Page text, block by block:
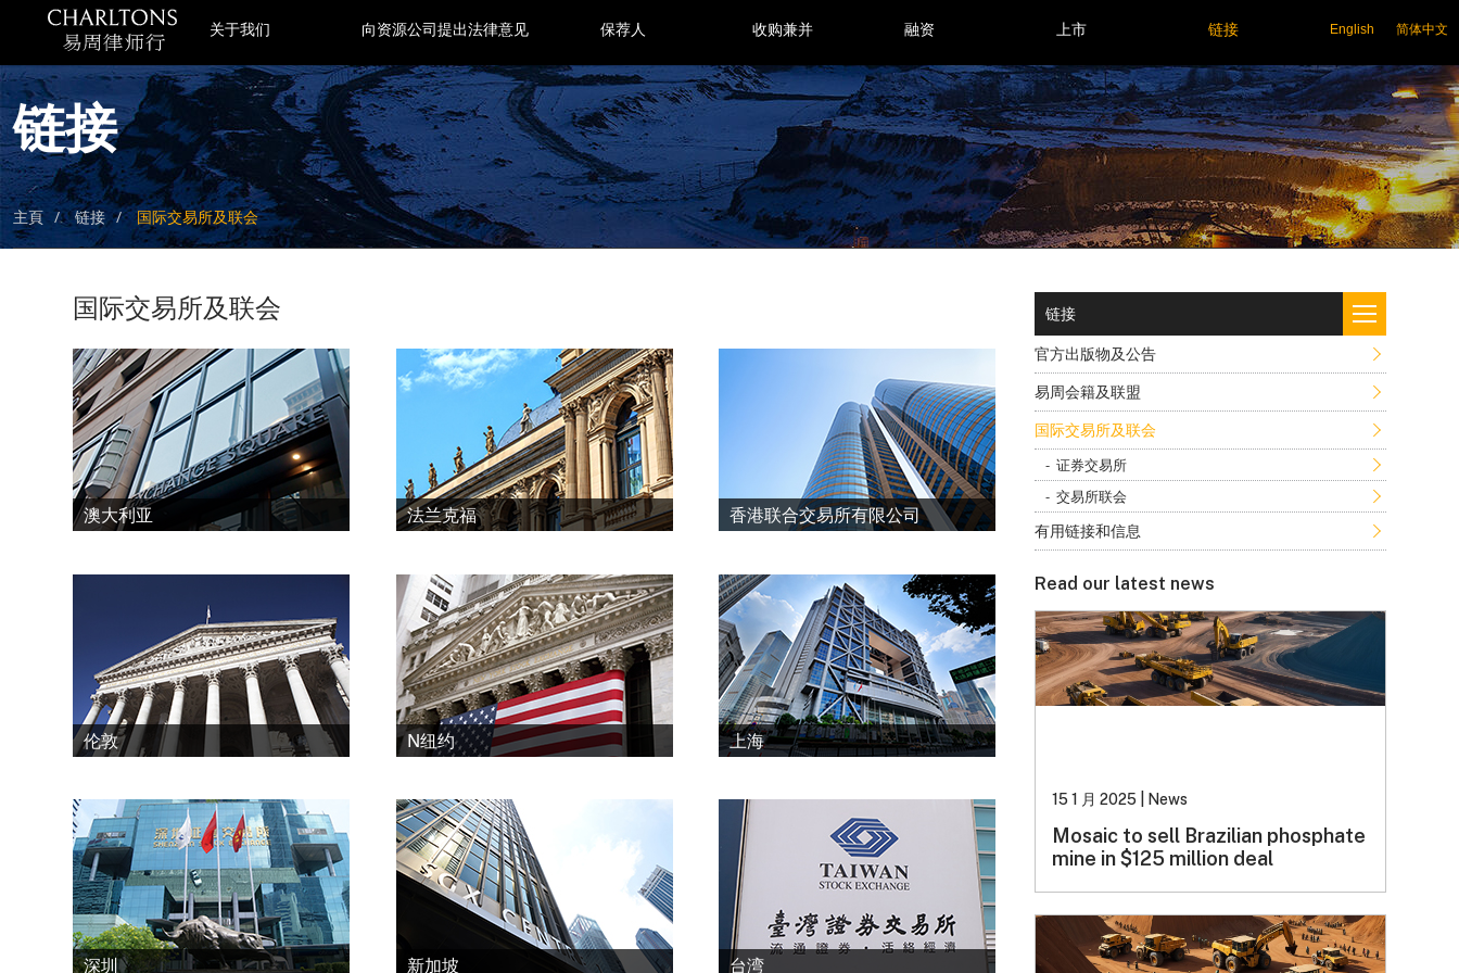
English 简体中文
关于我们 向资源公司提出法律意见 保荐人 收购兼并 融资 上市 链接
链接
主頁 链接 国际交易所及联会
国际交易所及联会
澳大利亚 法兰克福 香港联合交易所有限公司
伦敦 N纽约 上海
深圳 新加坡 台湾
链接
官方出版物及公告
易周会籍及联盟
国际交易所及联会
证券交易所
交易所联会
有用链接和信息
Read our latest news
15 1 月 2025 News
Mosaic to sell Brazilian phosphate
mine in $125 million deal